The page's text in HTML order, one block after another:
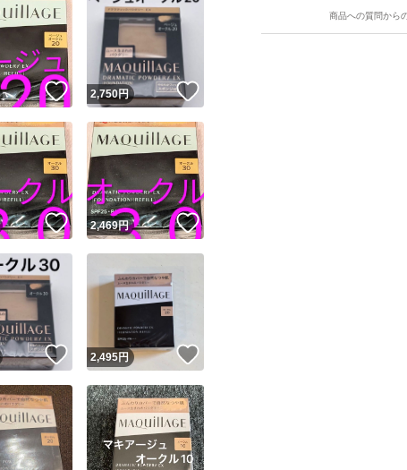
ユーザーの実績について
が定めた一定の基準を満たしたユーザーにバッジを付与しています
者
出品者 Yahoo!フリマの基準をクリアした安心・安全なユーザーです
◯+ このユーザーはYahoo!フリマの取引を完了させた実績があります
実績◯+ このユーザーは他フリマサービスでの取引実績があります
心発送
実績に基づく表示であり、発送を保証しているものではありません
＆安心発送
このユーザーは高頻度で24時間以内＆設定した発送日数内に発送
ます
商品への質問から
この商品の情報をコピーします
画像の無断転載は禁止されています
ーは1商品につき1回
出品ページへ
キャンセル
いいね！
2,750円
いいね！
2,469円 いいね！
いいね！
2,495円